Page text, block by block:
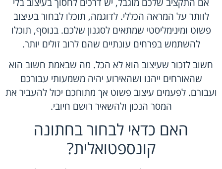
לוותר על המראה הכללי. לדוגמה, תוכלו לבחור בעיצוב
פשוט ומינימליסטי שמתאים לסגנון שלכם. בנוסף, תוכלו
להשתמש בפרחים עונתיים שהם לרוב זולים יותר.
חשוב לזכור שעיצוב הוא לא הכל. מה שבאמת חשוב הוא
שהאורחים ייהנו ושהאירוע יהיה משמעותי עבורכם
ועבורם. לפעמים עיצוב פשוט אך מתוחכם יכול להעביר את
המסר הנכון ולהשאיר רושם חיובי.
האם כדאי לבחור בחתונה
קונספטואלית?